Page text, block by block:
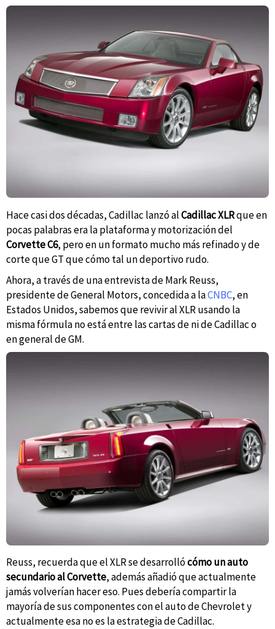
Hace casi dos décadas, Cadillac lanzó alCadillac XLRque en
pocas palabras era la plataforma y motorización del
Corvette C6, pero en un formato mucho más refinado y de
corte que GT que cómo tal un deportivo rudo.
Ahora, a través de una entrevista de Mark Reuss,
presidente de General Motors, concedida a laCNBC, en
Estados Unidos, sabemos que revivir al XLR usando la
misma fórmula no está entre las cartas de ni de Cadillac o
en general de GM.
Reuss, recuerda que el XLR se desarrollócómo un auto
secundario al Corvette, además añadió que actualmente
jamás volverían hacer eso. Pues debería compartir la
mayoría de sus componentes con el auto de Chevrolet y
actualmente esa no es la estrategia de Cadillac.